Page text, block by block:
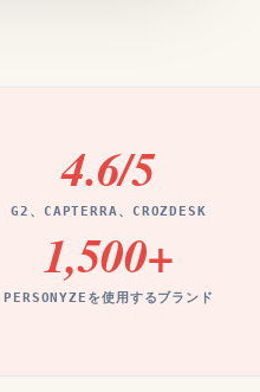
4.6/5
G2、CAPTERRA、CROZDESK
1,500+
PERSONYZEを使用するブランド